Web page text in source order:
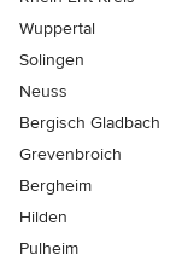
Wuppertal
Solingen
Neuss
Bergisch Gladbach
Grevenbroich
Bergheim
Hilden
Pulheim